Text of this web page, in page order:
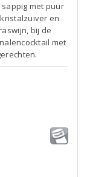
met puur
en
bij de
met